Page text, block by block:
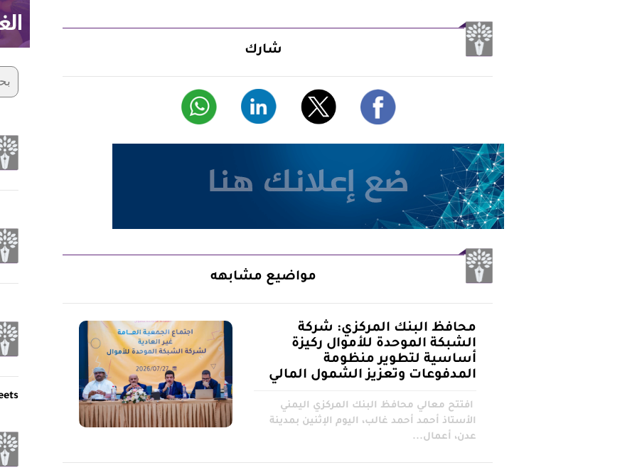
شارك
مواضيع مشابهه
محافظ البنك المركزي: شركة
الشبكة الموحدة للأموال ركيزة
أساسية لتطوير منظومة
المدفوعات وتعزيز الشمول المالي
افتتح معالي محافظ البنك المركزي اليمني
الأستاذ أحمد أحمد غالب، اليوم الإثنين بمدينة
عدن، أعمال...